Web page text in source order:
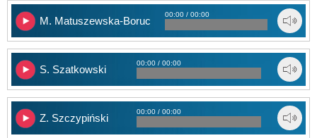
M. Matuszewska-Boruc
00:00 / 00:00
S. Szatkowski
00:00 / 00:00
Z. Szczypiński
00:00 / 00:00